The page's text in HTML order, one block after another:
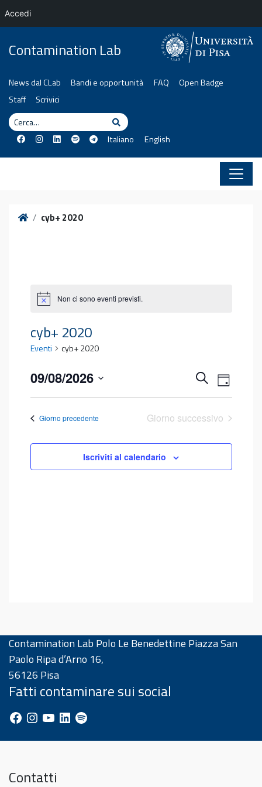
Contamination Lab
News dal CLab Bandi e opportunità FAQ
Open Badge
Staff
Scrivici
Cerca
Cerca
Italiano English
Homecyb+ 2020
Non ci sono eventi previsti.
cyb+ 2020
Eventi cyb+ 2020
Eventi
Ricerca
e
viste
Cerca
Viste
Giorno
09/08/2026
Seleziona
data.
Giorno precedente Giorno successivo
Iscriviti al calendario
Contamination Lab Polo Le Benedettine Piazza San
Paolo Ripa d’Arno 16,
56126 Pisa
Fatti contaminare sui social
Facebook
Instagram
YouTube
LinkedInSpotify
Contatti
Accedi